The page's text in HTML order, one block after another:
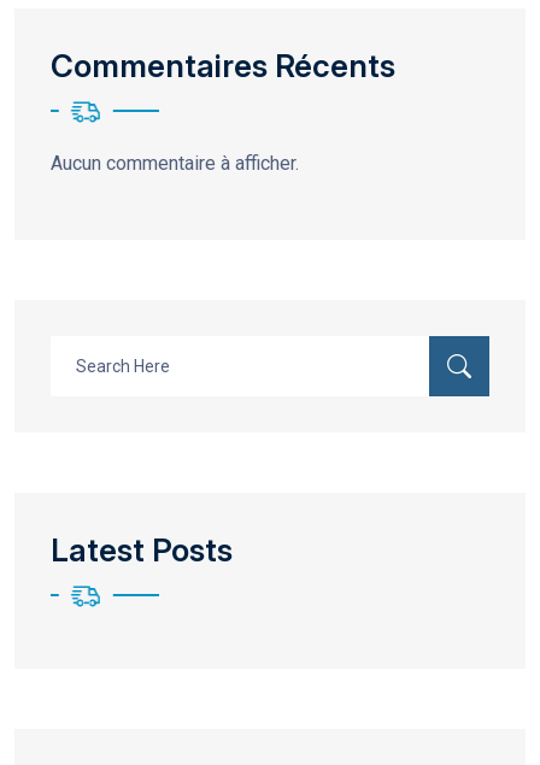
Commentaires Récents
Aucun commentaire à afficher.
Latest Posts